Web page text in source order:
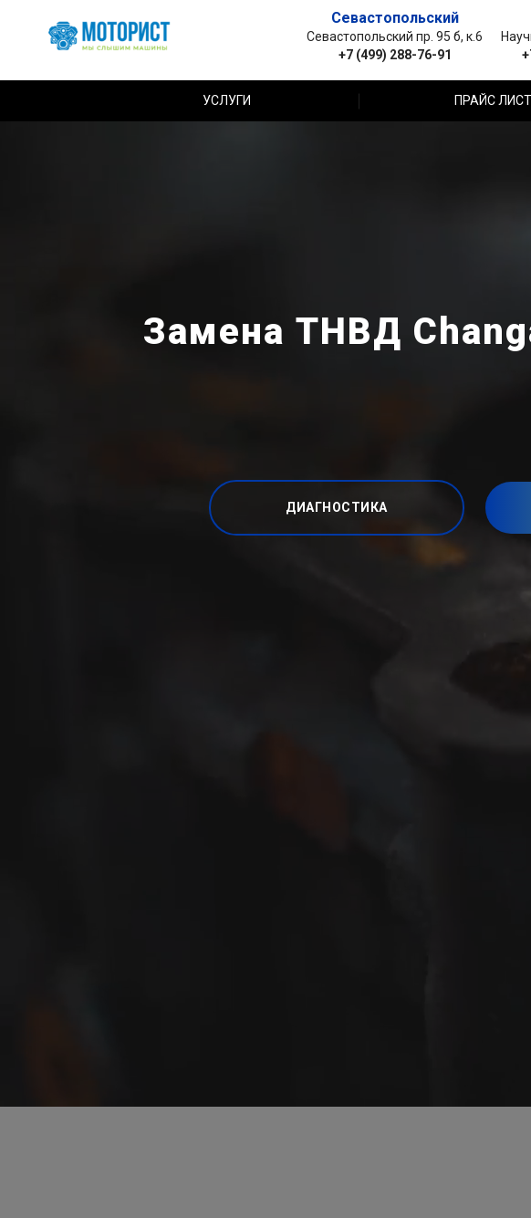
Севастопольский
Севастопольский пр. 95 б, к.6
+7 (499) 288-76-91
УСЛУГИ ПРАЙС ЛИСТ
Замена ТНВД
ДИАГНОСТИКА